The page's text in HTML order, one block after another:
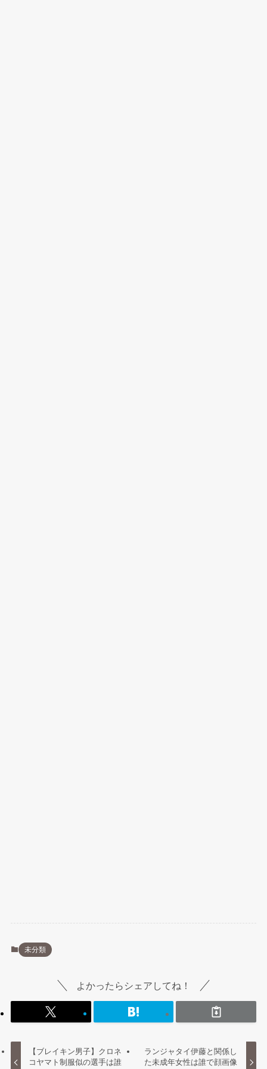
未分類
よかったらシェアしてね！
【ブレイキン男子】クロネ
コヤマト制服似の選手は誰
ランジャタイ伊藤と関係し
た未成年女性は誰で顔画像